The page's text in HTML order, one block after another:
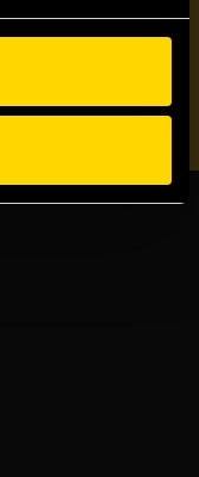
Skicka